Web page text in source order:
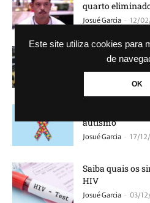
Este site utiliza cookies para
de
OK
quarto
Josué Garcia - 12/
IPVA 2025 pode
como parcelar
autismo
Josué Garcia - 17/
Saiba quais os
HIV
Josué Garcia - 03/